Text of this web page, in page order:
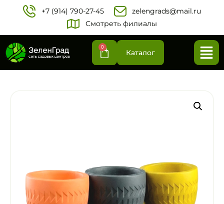
+7 (914) 790-27-45‬
zelengrads@mail.ru
Смотреть филиалы
0
Каталог